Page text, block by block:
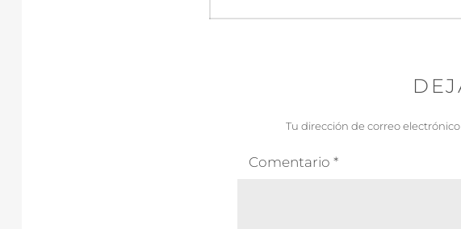
entradas
Tu dirección de correo
Comentario *